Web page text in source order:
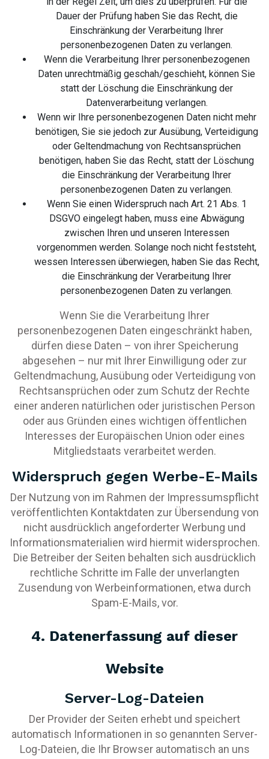
Dauer der Prüfung haben Sie das Recht, die
Einschränkung der Verarbeitung Ihrer
personenbezogenen Daten zu verlangen.
Wenn die Verarbeitung Ihrer personenbezogenen
Daten unrechtmäßig geschah/geschieht, können Sie
statt der Löschung die Einschränkung der
Datenverarbeitung verlangen.
Wenn wir Ihre personenbezogenen Daten nicht mehr
benötigen, Sie sie jedoch zur Ausübung, Verteidigung
oder Geltendmachung von Rechtsansprüchen
benötigen, haben Sie das Recht, statt der Löschung
die Einschränkung der Verarbeitung Ihrer
personenbezogenen Daten zu verlangen.
Wenn Sie einen Widerspruch nach Art. 21 Abs. 1
DSGVO eingelegt haben, muss eine Abwägung
zwischen Ihren und unseren Interessen
vorgenommen werden. Solange noch nicht feststeht,
wessen Interessen überwiegen, haben Sie das Recht,
die Einschränkung der Verarbeitung Ihrer
personenbezogenen Daten zu verlangen.
Wenn Sie die Verarbeitung Ihrer
personenbezogenen Daten eingeschränkt haben,
dürfen diese Daten – von ihrer Speicherung
abgesehen – nur mit Ihrer Einwilligung oder zur
Geltendmachung, Ausübung oder Verteidigung von
Rechtsansprüchen oder zum Schutz der Rechte
einer anderen natürlichen oder juristischen Person
oder aus Gründen eines wichtigen öffentlichen
Interesses der Europäischen Union oder eines
Mitgliedstaats verarbeitet werden.
Widerspruch gegen Werbe-E-Mails
Der Nutzung von im Rahmen der Impressumspflicht
veröffentlichten Kontaktdaten zur Übersendung von
nicht ausdrücklich angeforderter Werbung und
Informationsmaterialien wird hiermit widersprochen.
Die Betreiber der Seiten behalten sich ausdrücklich
rechtliche Schritte im Falle der unverlangten
Zusendung von Werbeinformationen, etwa durch
Spam-E-Mails, vor.
4. Datenerfassung auf dieser
Website
Server-Log-Dateien
Der Provider der Seiten erhebt und speichert
automatisch Informationen in so genannten Server-
Log-Dateien, die Ihr Browser automatisch an uns